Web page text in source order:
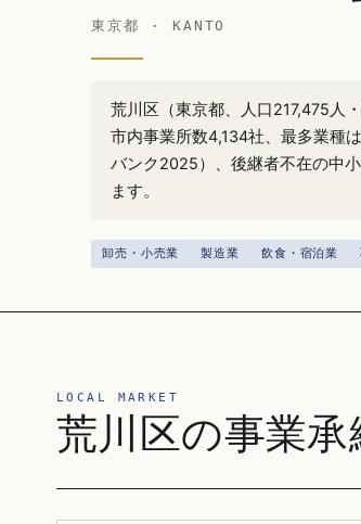
東京都 · KANTO
荒川区（東京都、人口217,475人
市内事業所数4,134社、最多業種
バンク2025）、後継者不在の中
ます。
卸売・小売業 製造業 飲食・宿泊業
LOCAL MARKET
荒川区の事業承